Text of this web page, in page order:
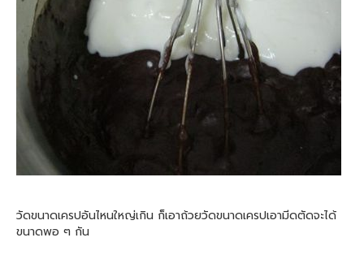
วัดขนาดเครปอันไหนใหญ่เกิน ก็เอาถ้วยวัดขนาดเครปเอามีดตัดจะได้
ขนาดพอ ๆ กัน